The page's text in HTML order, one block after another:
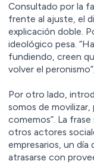
Consultado por la
frente al ajuste, el
explicación doble.
ideológico pesa.
fundiendo, creen
volver el
Por otro lado,
somos de movilizar,
comemos”. La
otros actores
empresarios, un
atrasarse con